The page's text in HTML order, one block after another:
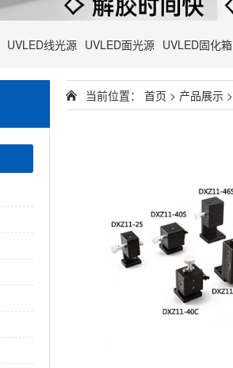
UVLED线光源 UVLED面光源 UVLED固化箱
当前位置： 首页 > 产品展示 >